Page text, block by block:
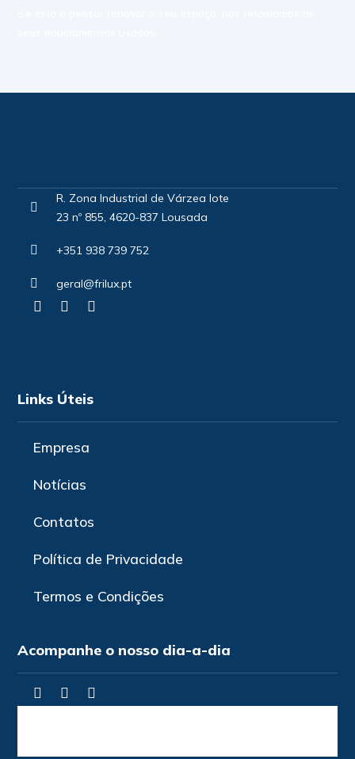
R. Zona Industrial de Várzea lote
23 nº 855, 4620-837 Lousada
+351 938 739 752
geral@frilux.pt
Links Úteis
Empresa
Notícias
Contatos
Política de Privacidade
Termos e Condições
Acompanhe o nosso dia-a-dia